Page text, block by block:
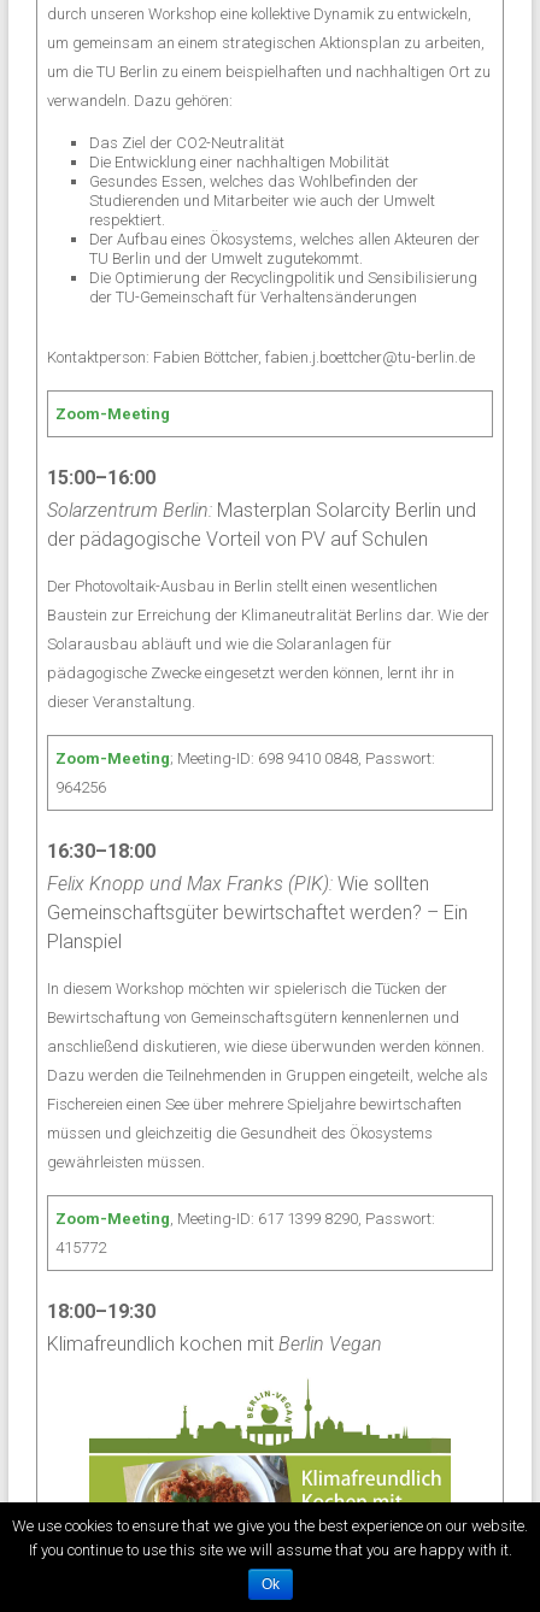
durch unseren Workshop eine kollektive Dynamik zu entwickeln,
um gemeinsam an einem strategischen Aktionsplan zu arbeiten,
um die TU Berlin zu einem beispielhaften und nachhaltigen Ort zu
verwandeln. Dazu gehören:
Das Ziel der CO2-Neutralität
Die Entwicklung einer nachhaltigen Mobilität
Gesundes Essen, welches das Wohlbefinden der
Studierenden und Mitarbeiter wie auch der Umwelt
respektiert.
Der Aufbau eines Ökosystems, welches allen Akteuren der
TU Berlin und der Umwelt zugutekommt.
Die Optimierung der Recyclingpolitik und Sensibilisierung
der TU-Gemeinschaft für Verhaltensänderungen
Kontaktperson: Fabien Böttcher, fabien.j.boettcher@tu-berlin.de
Zoom-Meeting
15:00–16:00
Solarzentrum Berlin: Masterplan Solarcity Berlin und
der pädagogische Vorteil von PV auf Schulen
Der Photovoltaik-Ausbau in Berlin stellt einen wesentlichen
Baustein zur Erreichung der Klimaneutralität Berlins dar. Wie der
Solarausbau abläuft und wie die Solaranlagen für
pädagogische Zwecke eingesetzt werden können, lernt ihr in
dieser Veranstaltung.
Zoom-Meeting; Meeting-ID: 698 9410 0848, Passwort:
964256
16:30–18:00
Felix Knopp und Max Franks (PIK): Wie sollten
Gemeinschaftsgüter bewirtschaftet werden? – Ein
Planspiel
In diesem Workshop möchten wir spielerisch die Tücken der
Bewirtschaftung von Gemeinschaftsgütern kennenlernen und
anschließend diskutieren, wie diese überwunden werden können.
Dazu werden die Teilnehmenden in Gruppen eingeteilt, welche als
Fischereien einen See über mehrere Spieljahre bewirtschaften
müssen und gleichzeitig die Gesundheit des Ökosystems
gewährleisten müssen.
Zoom-Meeting , Meeting-ID: 617 1399 8290, Passwort:
415772
18:00–19:30
Klimafreundlich kochen mit Berlin Vegan
Vegan zu leben ist der effektivste Beitrag zum Klimaschutz, den
We use cookies to ensure that we give you the best experience on our website.
If you continue to use this site we will assume that you are happy with it.
Ok